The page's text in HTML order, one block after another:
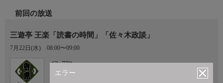
エラー
前回の放送
三遊亭 王楽「読書の時間」「佐々木政談」
7月22日(水) 08:00〜09:00
Ch.770
寄席チャンネル